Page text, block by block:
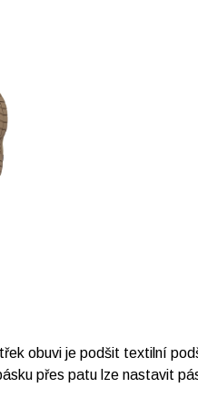
obuvi je podšit textilní
přes patu lze nastavit